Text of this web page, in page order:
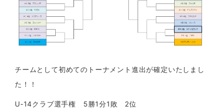
チームとして初めてのトーナメント進出が確定いたしまし
た！！
U-14クラブ選手権 5勝1分1敗 2位